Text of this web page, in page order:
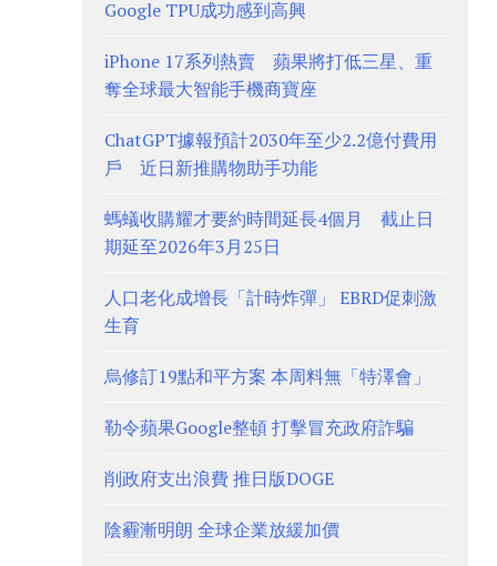
Google TPU成功感到高興
iPhone 17系列熱賣 蘋果將打低三星、重
奪全球最大智能手機商寶座
ChatGPT據報預計2030年至少2.2億付費用
戶 近日新推購物助手功能
螞蟻收購耀才要約時間延長4個月 截止日
期延至2026年3月25日
人口老化成增長「計時炸彈」 EBRD促刺激
生育
烏修訂19點和平方案 本周料無「特澤會」
勒令蘋果Google整頓 打擊冒充政府詐騙
削政府支出浪費 推日版DOGE
陰霾漸明朗 全球企業放緩加價